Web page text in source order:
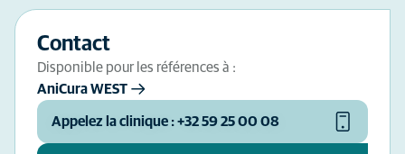
Contact
Disponible pour les références à :
AniCura WEST
Appelez la clinique : +32 59 25 00 08